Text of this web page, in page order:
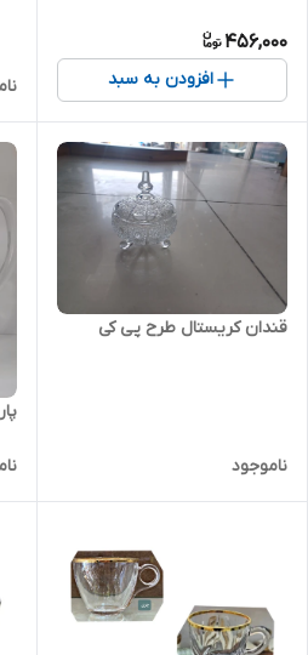
456,000
افزودن به سبد
قندان کریستال طرح پی کی
ناموجود